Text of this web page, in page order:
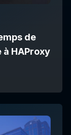
de
HAProxy